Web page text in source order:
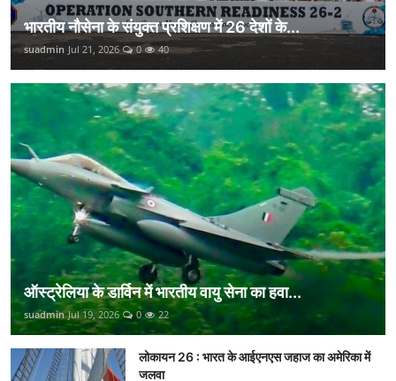
भारतीय नौसेना के संयुक्त प्रशिक्षण में 26 देशों के...
suadmin Jul 21, 2026 0 40
ऑस्ट्रेलिया के डार्विन में भारतीय वायु सेना का हवा...
suadmin Jul 19, 2026 0 22
लोकायन 26 : भारत के आईएनएस जहाज का अमेरिका में
जलवा